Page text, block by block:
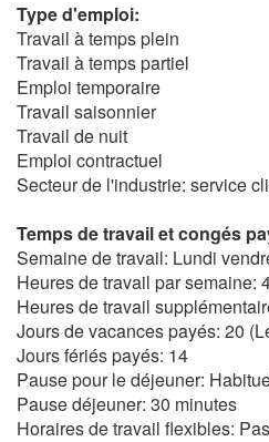
Type d'emploi:
Travail à temps plein
Travail à temps partiel
Emploi temporaire
Travail saisonnier
Travail de nuit
Emploi contractuel
Secteur de l'industrie: service
Temps de travail et congés
Semaine de travail: Lundi
Heures de travail par semaine:
Heures de travail
Jours de vacances payés: 20
Jours fériés payés: 14
Pause pour le déjeuner:
Pause déjeuner: 30 minutes
Horaires de travail flexibles: Pas